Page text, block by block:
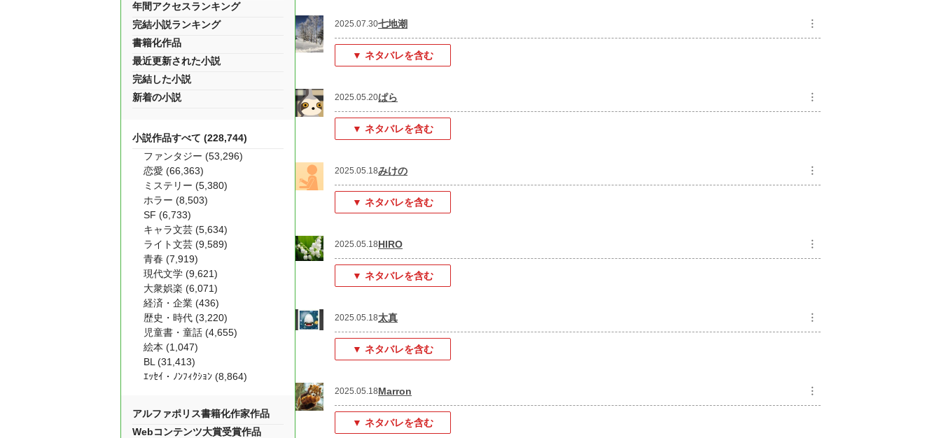
2025.07.30七地潮 ︙
▼ ネタバレを含む
2025.05.20ぱら ︙
▼ ネタバレを含む
2025.05.18みけの ︙
▼ ネタバレを含む
2025.05.18HIRO ︙
▼ ネタバレを含む
2025.05.18太真 ︙
▼ ネタバレを含む
2025.05.18Marron ︙
▼ ネタバレを含む
年間アクセスランキング
完結小説ランキング
書籍化作品
最近更新された小説
完結した小説
新着の小説
小説作品すべて (228,744)
ファンタジー (53,296)
恋愛 (66,363)
ミステリー (5,380)
ホラー (8,503)
SF (6,733)
キャラ文芸 (5,634)
ライト文芸 (9,589)
青春 (7,919)
現代文学 (9,621)
大衆娯楽 (6,071)
経済・企業 (436)
歴史・時代 (3,220)
児童書・童話 (4,655)
絵本 (1,047)
BL (31,413)
ｴｯｾｲ・ﾉﾝﾌｨｸｼｮﾝ (8,864)
アルファポリス書籍化作家作品
Webコンテンツ大賞受賞作品